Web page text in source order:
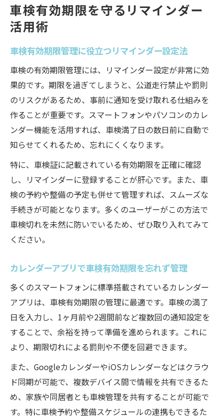
車検有効期限を守るリマインダー
活用術
車検有効期限管理に役立つリマインダー設定法
車検の有効期限管理には、リマインダー設定が非常に効
果的です。期限を過ぎてしまうと、公道走行禁止や罰則
のリスクがあるため、事前に通知を受け取れる仕組みを
作ることが重要です。スマートフォンやパソコンのカレ
ンダー機能を活用すれば、車検満了日の数日前に自動で
知らせてくれるため、忘れにくくなります。
特に、車検証に記載されている有効期限を正確に確認
し、リマインダーに登録することが肝心です。また、車
検の予約や整備の予定も併せて管理すれば、スムーズな
手続きが可能となります。多くのユーザーがこの方法で
車検切れを未然に防いでいるため、ぜひ取り入れてみて
ください。
カレンダーアプリで車検有効期限を忘れず管理
多くのスマートフォンに標準搭載されているカレンダー
アプリは、車検有効期限の管理に最適です。車検の満了
日を入力し、1ヶ月前や2週間前など複数回の通知設定を
することで、余裕を持って準備を進められます。これに
より、期限切れによる罰則や不便を回避できます。
また、GoogleカレンダーやiOSカレンダーなどはクラウ
ド同期が可能で、複数デバイス間で情報を共有できるた
め、家族や同居者とも車検管理を共有することが可能で
す。特に車検予約や整備スケジュールの連携もできるた